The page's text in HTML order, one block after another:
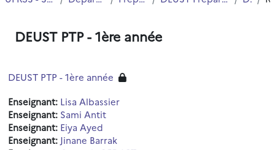
DEUST PTP - 1ère année
DEUST PTP - 1ère année
Enseignant: Lisa Albassier
Enseignant: Sami Antit
Enseignant: Eiya Ayed
Enseignant: Jinane Barrak